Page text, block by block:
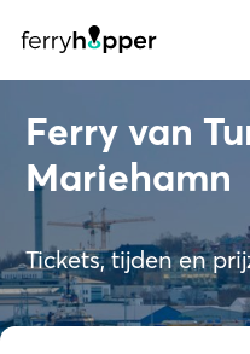
Ferry van
Mariehamn
Tickets, tijden en